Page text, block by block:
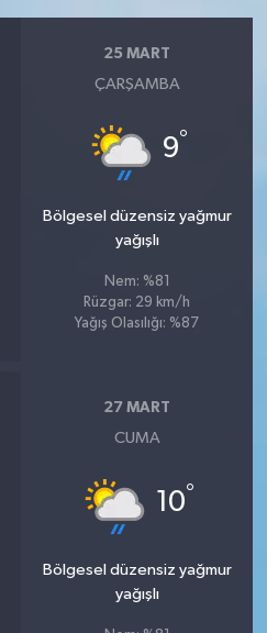
25 MART
ÇARŞAMBA
9°
Bölgesel düzensiz yağmur
yağışlı
Nem: %81
Rüzgar: 29 km/h
Yağış Olasılığı: %87
27 MART
CUMA
10°
Bölgesel düzensiz yağmur
yağışlı